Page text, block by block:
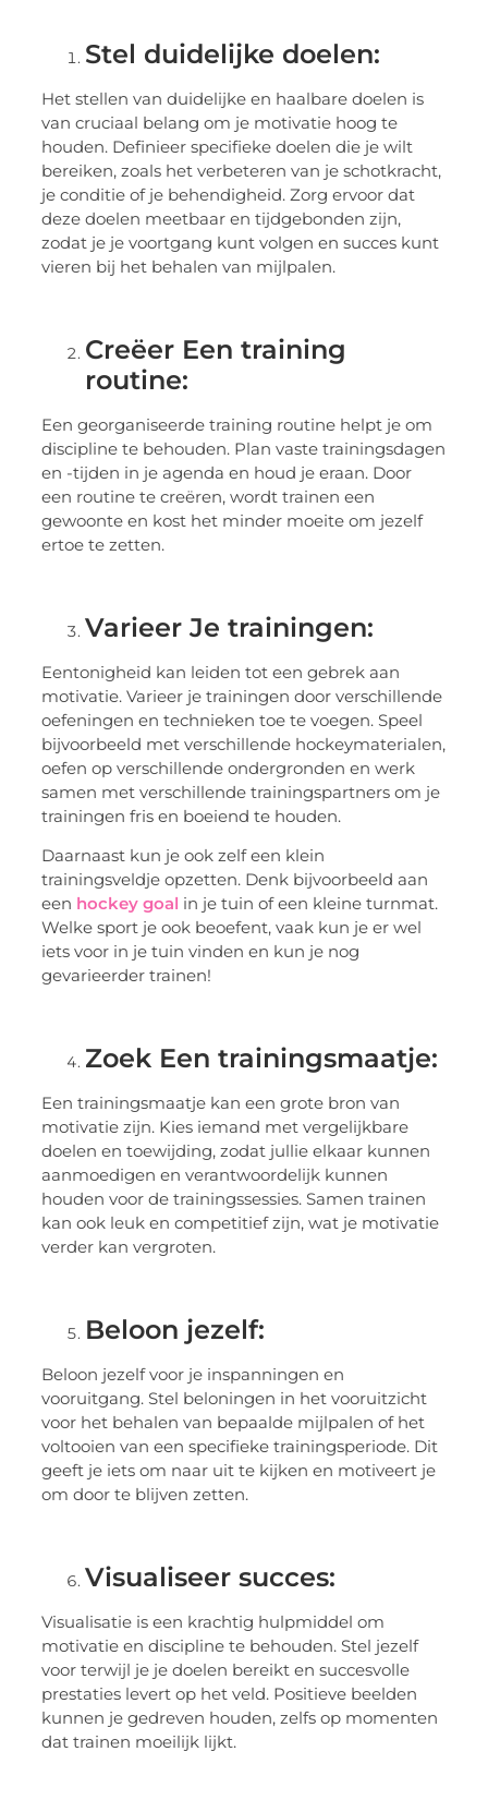
Stel duidelijke doelen:
Het stellen van duidelijke en haalbare doelen is
van cruciaal belang om je motivatie hoog te
houden. Definieer specifieke doelen die je wilt
bereiken, zoals het verbeteren van je schotkracht,
je conditie of je behendigheid. Zorg ervoor dat
deze doelen meetbaar en tijdgebonden zijn,
zodat je je voortgang kunt volgen en succes kunt
vieren bij het behalen van mijlpalen.
Creëer Een training
routine:
Een georganiseerde training routine helpt je om
discipline te behouden. Plan vaste trainingsdagen
en -tijden in je agenda en houd je eraan. Door
een routine te creëren, wordt trainen een
gewoonte en kost het minder moeite om jezelf
ertoe te zetten.
Varieer Je trainingen:
Eentonigheid kan leiden tot een gebrek aan
motivatie. Varieer je trainingen door verschillende
oefeningen en technieken toe te voegen. Speel
bijvoorbeeld met verschillende hockeymaterialen,
oefen op verschillende ondergronden en werk
samen met verschillende trainingspartners om je
trainingen fris en boeiend te houden.
Daarnaast kun je ook zelf een klein
trainingsveldje opzetten. Denk bijvoorbeeld aan
een hockey goal in je tuin of een kleine turnmat.
Welke sport je ook beoefent, vaak kun je er wel
iets voor in je tuin vinden en kun je nog
gevarieerder trainen!
Zoek Een trainingsmaatje:
Een trainingsmaatje kan een grote bron van
motivatie zijn. Kies iemand met vergelijkbare
doelen en toewijding, zodat jullie elkaar kunnen
aanmoedigen en verantwoordelijk kunnen
houden voor de trainingssessies. Samen trainen
kan ook leuk en competitief zijn, wat je motivatie
verder kan vergroten.
Beloon jezelf:
Beloon jezelf voor je inspanningen en
vooruitgang. Stel beloningen in het vooruitzicht
voor het behalen van bepaalde mijlpalen of het
voltooien van een specifieke trainingsperiode. Dit
geeft je iets om naar uit te kijken en motiveert je
om door te blijven zetten.
Visualiseer succes:
Visualisatie is een krachtig hulpmiddel om
motivatie en discipline te behouden. Stel jezelf
voor terwijl je je doelen bereikt en succesvolle
prestaties levert op het veld. Positieve beelden
kunnen je gedreven houden, zelfs op momenten
dat trainen moeilijk lijkt.